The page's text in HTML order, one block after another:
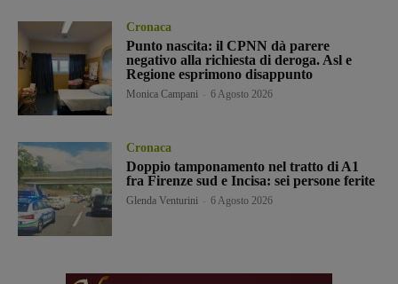
Cronaca
Punto nascita: il CPNN dà parere
negativo alla richiesta di deroga. Asl e
Regione esprimono disappunto
Monica Campani 6 Agosto 2026
Cronaca
Doppio tamponamento nel tratto di A1
fra Firenze sud e Incisa: sei persone ferite
Glenda Venturini 6 Agosto 2026